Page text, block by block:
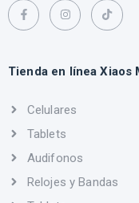
Tienda en línea Xiaos
Celulares
Tablets
Audifonos
Relojes y Bandas